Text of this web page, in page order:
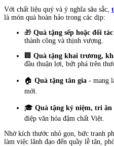
Với chất liệu quý và ý nghĩa sâu sắc,
là món quà hoàn hảo trong các dịp:
🎁 Quà tặng sếp hoặc đối tác
thành công và thịnh vượng.
🏢 Quà tặng khai trương,
đầu thuận lợi, bứt phá trên
🏠 Quà tặng tân gia - mang
mới.
🎓 Quà tặng kỷ niệm, tri ân
điệp văn hóa đậm chất Việt.
Nhờ kích thước nhỏ gọn, bức tranh
làm việc lãnh đạo đến quầy lễ tân,